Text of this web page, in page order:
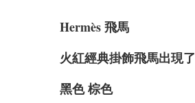
Hermès 飛馬
火紅經典掛飾飛馬出現了
黑色 棕色